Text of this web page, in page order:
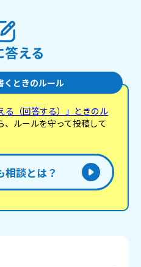
える
くときのルール
る（回答する）」ときのル
、ルールを守って投稿して
相談とは？